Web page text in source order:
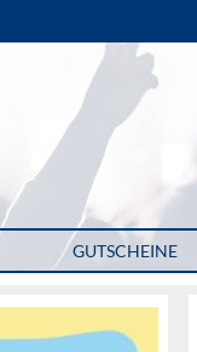
GUTSCHEINE